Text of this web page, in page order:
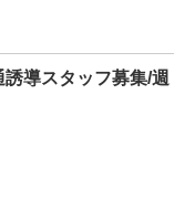
導スタッフ募集/週